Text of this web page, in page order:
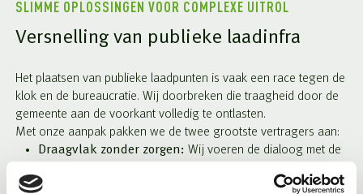
SLIMME OPLOSSINGEN VOOR COMPLEXE UITROL
Versnelling van publieke laadinfra
Het plaatsen van publieke laadpunten is vaak een race tegen de
klok en de bureaucratie. Wij doorbreken die traagheid door de
gemeente aan de voorkant volledig te ontlasten.
Met onze aanpak pakken we de twee grootste vertragers aan:
Draagvlak zonder zorgen: Wij voeren de dialoog met de
resultaat? Een kant-en-klaar locatievoorstel waar de wijk én